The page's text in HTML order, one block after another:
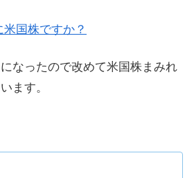
国株ですか？
なったので改めて米国株まみれ
ます。